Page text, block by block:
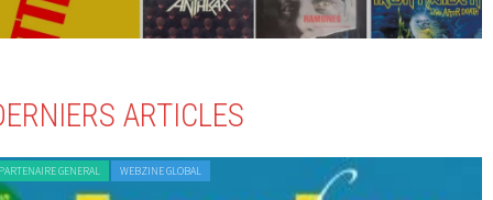
ARTICLES
GENERAL WEBZINE GLOBAL